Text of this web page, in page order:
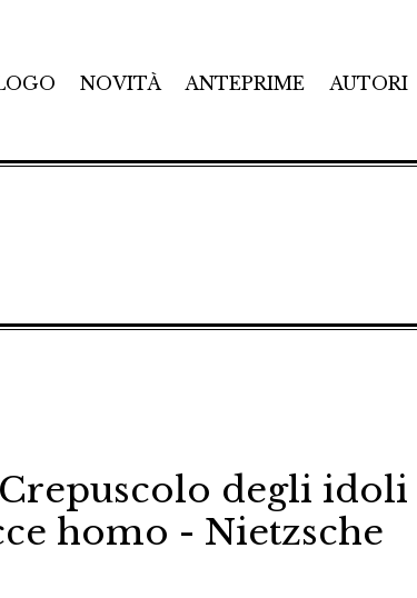
NOVITÀ ANTEPRIME AUTORI
degli idoli
homo - Nietzsche